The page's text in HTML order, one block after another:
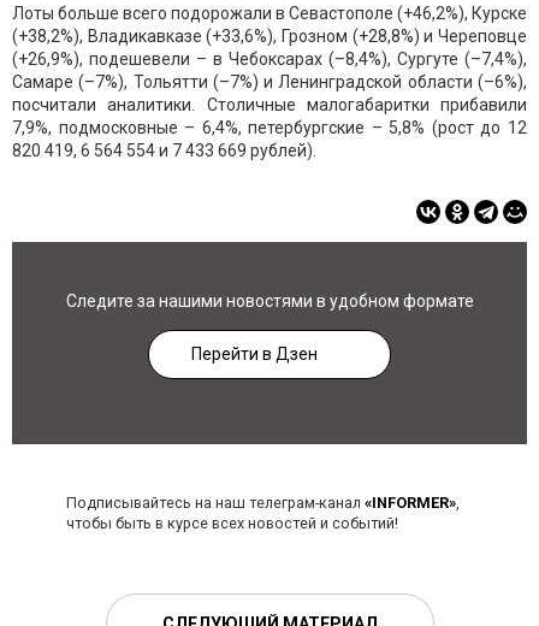
Лоты больше всего подорожали в Севастополе (+46,2%), Курске
(+38,2%), Владикавказе (+33,6%), Грозном (+28,8%) и Череповце
(+26,9%), подешевели – в Чебоксарах (–8,4%), Сургуте (–7,4%),
Самаре (–7%), Тольятти (–7%) и Ленинградской области (–6%),
посчитали аналитики. Столичные малогабаритки прибавили
7,9%, подмосковные – 6,4%, петербургские – 5,8% (рост до 12
820 419, 6 564 554 и 7 433 669 рублей).
Следите за нашими новостями в удобном формате
Перейти в Дзен
Подписывайтесь на наш телеграм-канал «INFORMER»,
чтобы быть в курсе всех новостей и событий!